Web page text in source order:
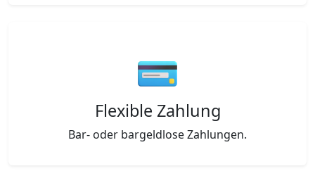
Flexible Zahlung
Bar- oder bargeldlose Zahlungen.